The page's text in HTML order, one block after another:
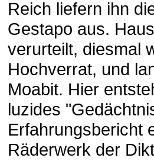
Reich liefern ihn
Gestapo aus.
verurteilt, diesmal
Hochverrat, und
Moabit. Hier
luzides
Erfahrungsbericht
Räderwerk der